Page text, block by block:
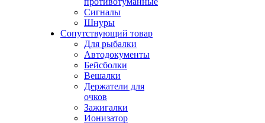
Сигналы
Шнуры
Сопутствующий товар
Для рыбалки
Автодокументы
Бейсболки
Вешалки
Держатели для
очков
Зажигалки
Ионизатор